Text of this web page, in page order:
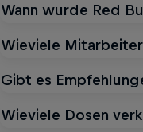
Wann wurde Red
Wieviele
Gibt es
Wieviele Dosen